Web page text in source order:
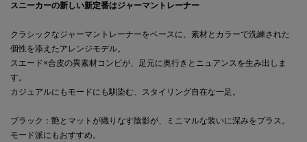
スニーカーの新しい新定番はジャーマントレーナー
クラシックなジャーマントレーナーをベースに、素材とカラーで洗練された
個性を添えたアレンジモデル。
スエード×合皮の異素材コンビが、足元に奥行きとニュアンスを生み出しま
す。
カジュアルにもモードにも馴染む、スタイリング自在な一足。
ブラック：艶とマットが織りなす陰影が、ミニマルな装いに深みをプラス。
モード派にもおすすめ。